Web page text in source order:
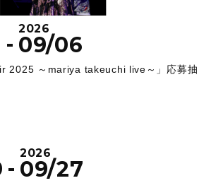
-
2026
09/06
2025 ～mariya takeuchi live～」応募抽
-
2026
09/27